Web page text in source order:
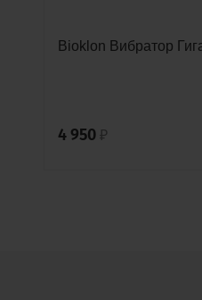
Bioklon Вибратор
4 950 ₽